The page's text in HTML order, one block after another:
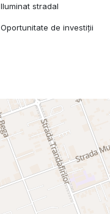
Iluminat stradal
Oportunitate de investiții